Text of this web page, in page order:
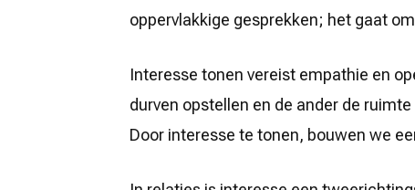
oppervlakkige gesprekken; het gaat
Interesse tonen vereist empathie en
durven opstellen en de ander de
Door interesse te tonen, bouwen we